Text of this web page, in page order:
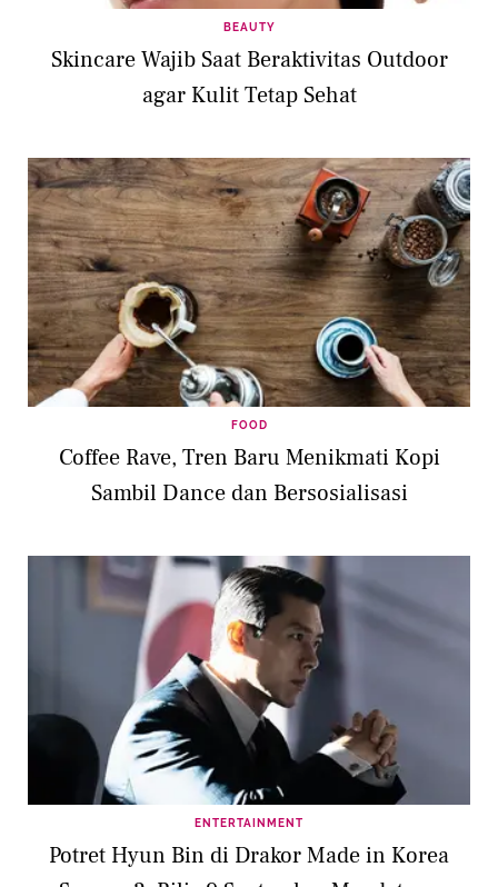
BEAUTY
Skincare Wajib Saat Beraktivitas Outdoor
agar Kulit Tetap Sehat
FOOD
Coffee Rave, Tren Baru Menikmati Kopi
Sambil Dance dan Bersosialisasi
ENTERTAINMENT
Potret Hyun Bin di Drakor Made in Korea